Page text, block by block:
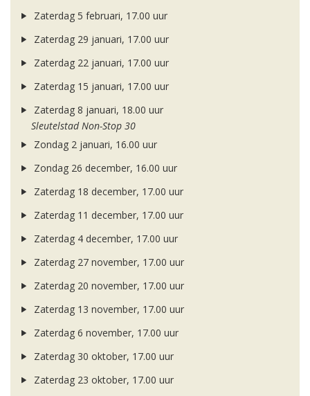
Zaterdag 5 februari, 17.00 uur
Zaterdag 29 januari, 17.00 uur
Zaterdag 22 januari, 17.00 uur
Zaterdag 15 januari, 17.00 uur
Zaterdag 8 januari, 18.00 uur
Sleutelstad Non-Stop 30
Zondag 2 januari, 16.00 uur
Zondag 26 december, 16.00 uur
Zaterdag 18 december, 17.00 uur
Zaterdag 11 december, 17.00 uur
Zaterdag 4 december, 17.00 uur
Zaterdag 27 november, 17.00 uur
Zaterdag 20 november, 17.00 uur
Zaterdag 13 november, 17.00 uur
Zaterdag 6 november, 17.00 uur
Zaterdag 30 oktober, 17.00 uur
Zaterdag 23 oktober, 17.00 uur